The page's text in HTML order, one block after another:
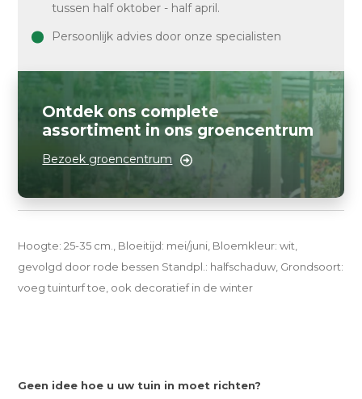
tussen half oktober - half april.
Persoonlijk advies door onze specialisten
Ontdek ons complete
assortiment in ons groencentrum
Bezoek groencentrum
Hoogte: 25-35 cm., Bloeitijd: mei/juni, Bloemkleur: wit,
gevolgd door rode bessen Standpl.: halfschaduw, Grondsoort:
voeg tuinturf toe, ook decoratief in de winter
Geen idee hoe u uw tuin in moet richten?